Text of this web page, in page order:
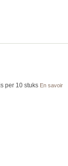
per 10 stuks En savoir